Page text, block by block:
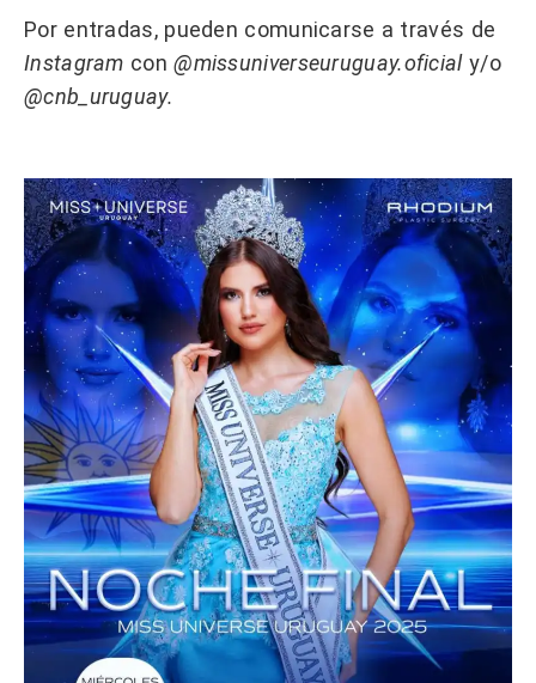
Por entradas, pueden comunicarse a través de
Instagram con@missuniverseuruguay.oficialy/o
@cnb_uruguay.